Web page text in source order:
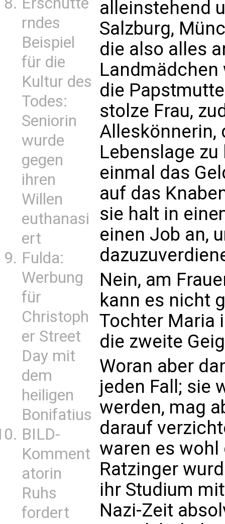
rndes
Beispiel
für die
Kultur des
Todes:
Seniorin
wurde
gegen
ihren
Willen
euthanasi
ert
Fulda:
Werbung
für
Christoph
er Street
Day mit
dem
heiligen
Bonifatius
BILD-
Komment
atorin
Ruhs
fordert
alleinstehend
Salzburg,
die also alles
die
stolze Frau,
Alleskönnerin,
Lebenslage
einmal das
auf das
sie halt in
einen Job an,
Nein, am
kann es nicht
Tochter Maria
die zweite
Woran aber
jeden Fall; sie
werden, mag
darauf
waren es
Ratzinger
ihr Studium
Nazi-Zeit